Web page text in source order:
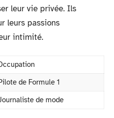
leur vie privée. Ils
leurs passions
intimité.
de Formule 1
de mode